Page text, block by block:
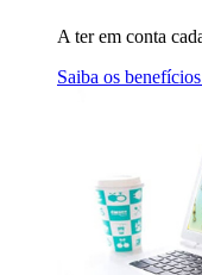
A ter em conta
Saiba os